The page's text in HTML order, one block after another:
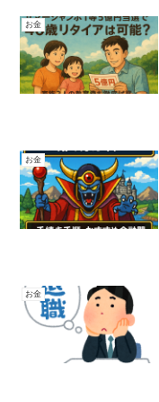
お金
お金
お金